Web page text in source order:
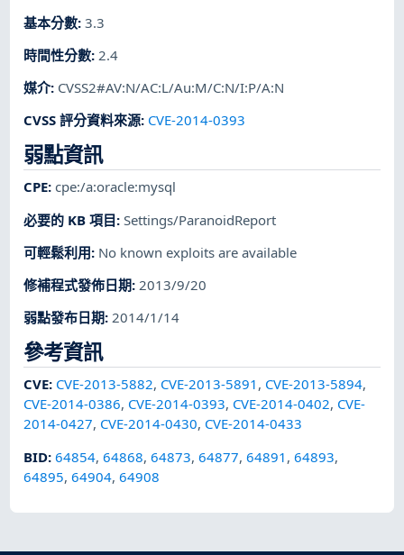
基本分數:3.3
時間性分數: 2.4
媒介: CVSS2#AV:N/AC:L/Au:M/C:N/I:P/A:N
CVSS 評分資料來源: CVE-2014-0393
弱點資訊
CPE:cpe:/a:oracle:mysql
必要的 KB 項目:Settings/ParanoidReport
可輕鬆利用: No known exploits are available
修補程式發佈日期:2013/9/20
弱點發布日期:2014/1/14
參考資訊
CVE: CVE-2013-5882, CVE-2013-5891 , CVE-2013-5894,
CVE-2014-0386, CVE-2014-0393, CVE-2014-0402, CVE-
2014-0427, CVE-2014-0430, CVE-2014-0433
BID:64854,64868,64873,64877,64891 ,64893,
64895,64904,64908